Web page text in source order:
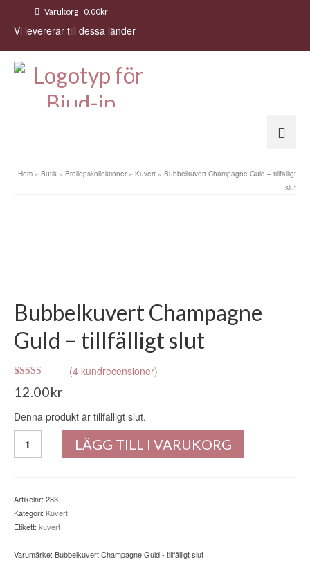
Varukorg- 0.00kr
Vi levererar till dessa länder
Hem » Butik » Bröllopskollektioner » Kuvert » Bubbelkuvert Champagne Guld – tillfälligt
slut
Bubbelkuvert Champagne
Guld – tillfälligt slut
Betygsatt
3.75 av 5
4
kundrecensioner
(4kundrecensioner)
12.00kr
Denna produkt är tillfälligt slut.
Bubbelkuvert
Champagne
slut
mängd
LÄGG TILL I VARUKORG
Artikelnr: 283
Kategori: Kuvert
Etikett: kuvert
Varumärke: Bubbelkuvert Champagne Guld - tillfälligt slut